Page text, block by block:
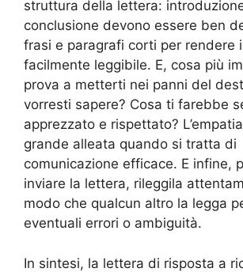
struttura della lettera:
conclusione devono essere ben
frasi e paragrafi corti per rendere
facilmente leggibile. E, cosa più
prova a metterti nei panni del
vorresti sapere? Cosa ti farebbe
apprezzato e rispettato?
grande alleata quando si tratta di
comunicazione efficace. E infine,
inviare la lettera, rileggila
modo che qualcun altro la legga
eventuali errori o ambiguità.
In sintesi, la lettera di risposta a